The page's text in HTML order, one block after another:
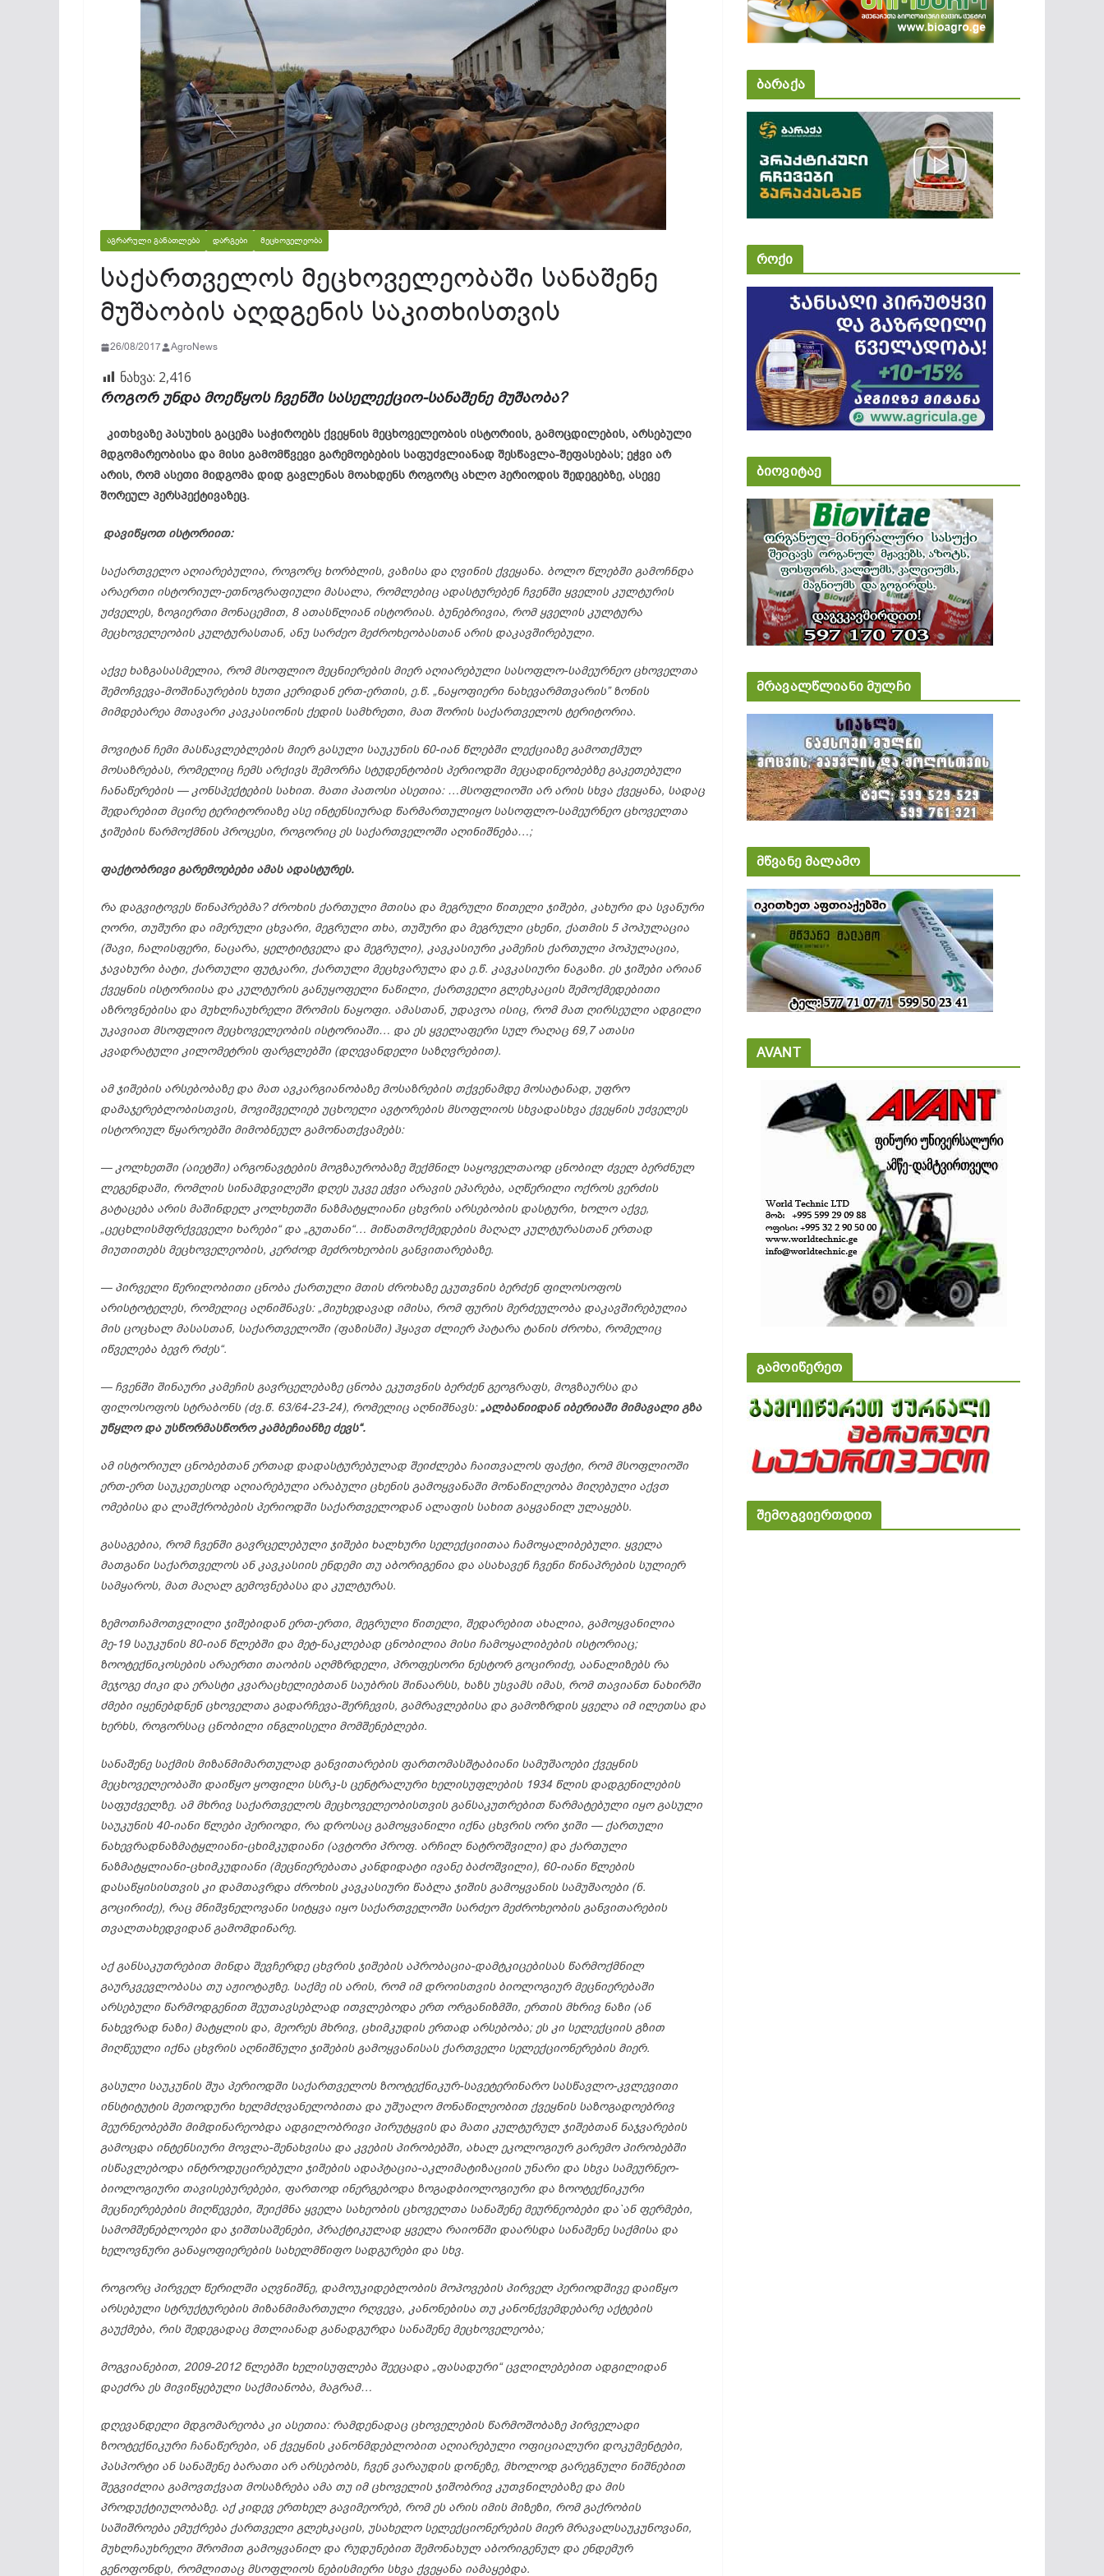
ᲐᲒᲠᲐᲠᲣᲚᲘ ᲒᲐᲜᲐᲗᲚᲔᲑᲐ ᲓᲐᲠᲒᲔᲑᲘ ᲛᲔᲪᲮᲝᲕᲔᲚᲔᲝᲑᲐ
საქართველოს მეცხოველეობაში სანაშენე
მუშაობის აღდგენის საკითხისთვის
26/08/2017 AgroNews
ნახვა: 2,416
როგორუნდა მოეწყოსჩვენში სასელექციო-სანაშენე მუშაობა?
კითხვაზე პასუხის გაცემა საჭიროებს ქვეყნის მეცხოველეობის ისტორიის, გამოცდილების, არსებული
მდგომარეობისა და მისი გამომწვევი გარემოებების საფუძვლიანად შესწავლა-შეფასებას; ეჭვი არ
არის, რომ ასეთი მიდგომა დიდ გავლენას მოახდენს როგორც ახლო პერიოდის შედეგებზე, ასევე
შორეულ პერსპექტივაზეც.
დავიწყოთ ისტორიით:
საქართველო აღიარებულია, როგორც ხორბლის, ვაზისა და ღვინისქვეყანა. ბოლო წლებში გამოჩნდა
არაერთი ისტორიულ-ეთნოგრაფიული მასალა, რომლებიც ადასტურებენ ჩვენში ყველისკულტურის
უძველეს, ზოგიერთი მონაცემით, 8 ათასწლიან ისტორიას. ბუნებრივია, რომყველისკულტურა
მეცხოველეობისკულტურასთან, ანუ სარძეო მეძროხეობასთან არის დაკავშირებული.
აქვე ხაზგასასმელია, რომ მსოფლიო მეცნიერების მიერ აღიარებული სასოფლო-სამეურნეო ცხოველთა
შემოჩვევა-მოშინაურების ხუთი კერიდანერთ-ერთის, ე.წ. „ნაყოფიერი ნახევარმთვარის”ზონის
მიმდებარეა მთავარი კავკასიონისქედის სამხრეთი, მათ შორის საქართველოსტერიტორია.
მოვიტან ჩემი მასწავლებლების მიერგასული საუკუნის 60-იან წლებში ლექციაზეგამოთქმულ
მოსაზრებას, რომელიც ჩემს არქივს შემორჩა სტუდენტობის პერიოდში მეცადინეობებზეგაკეთებული
ჩანაწერების —კონსპექტების სახით. მათი პათოსი ასეთია: …მსოფლიოში არ არის სხვა ქვეყანა, სადაც
შედარებით მცირეტერიტორიაზე ასე ინტენსიურად წარმართულიყო სასოფლო-სამეურნეო ცხოველთა
ჯიშების წარმოქმნის პროცესი, როგორიც ეს საქართველოში აღინიშნება…;
ფაქტობრივიგარემოებები ამას ადასტურეს.
რა დაგვიტოვეს წინაპრებმა? ძროხისქართული მთისა და მეგრული წითელი ჯიშები, კახური და სვანური
ღორი, თუშური და იმერული ცხვარი, მეგრული თხა, თუშური და მეგრული ცხენი, ქათმის 5 პოპულაცია
(შავი, ჩალისფერი, ნაცარა, ყელტიტველა და მეგრული), კავკასიური კამეჩისქართული პოპულაცია,
ჯავახური ბატი, ქართული ფუტკარი, ქართული მეცხვარულა და ე.წ. კავკასიური ნაგაზი. ესჯიშები არიან
ქვეყნის ისტორიისა და კულტურისგანუყოფელი ნაწილი, ქართველი გლეხკაცის შემოქმედებითი
აზროვნებისა და მუხლჩაუხრელი შრომის ნაყოფი. ამასთან, უდავოა ისიც, რომ მათ ღირსეული ადგილი
უკავიათ მსოფლიო მეცხოველეობის ისტორიაში… და ესყველაფერი სულ რაღაც 69,7ათასი
კვადრატული კილომეტრის ფარგლებში (დღევანდელი საზღვრებით).
ამჯიშების არსებობაზე და მათ ავკარგიანობაზე მოსაზრების თქვენამდე მოსატანად, უფრო
დამაჯერებლობისთვის, მოვიშველიებ უცხოელი ავტორების მსოფლიოს სხვადასხვა ქვეყნისუძველეს
ისტორიულ წყაროებში მიმობნეულგამონათქვამებს:
—კოლხეთში (აიეტში) არგონავტების მოგზაურობაზე შექმნილ საყოველთაოდ ცნობილ ძველ ბერძნულ
ლეგენდაში, რომლის სინამდვილეში დღესუკვეეჭვი არავისეპარება, აღწერილი ოქროსვერძის
გატაცება არის მაშინდელკოლხეთში ნაზმატყლიანი ცხვრის არსებობის დასტური, ხოლო აქვე,
„ცეცხლისმფრქვეველი ხარები“და „გუთანი“… მიწათმოქმედების მაღალკულტურასთანერთად
მიუთითებს მეცხოველეობის, კერძოდ მეძროხეობისგანვითარებაზე.
— პირველი წერილობითი ცნობა ქართული მთის ძროხაზეეკუთვნის ბერძენ ფილოსოფოს
არისტოტელეს, რომელიც აღნიშნავს: „მიუხედავად იმისა, რომ ფურის მერძეულობა დაკავშირებულია
მის ცოცხალ მასასთან, საქართველოში (ფაზისში) ჰყავთ ძლიერ პატარა ტანის ძროხა, რომელიც
იწველება ბევრ რძეს“.
— ჩვენში შინაური კამეჩისგავრცელებაზე ცნობა ეკუთვნის ბერძენგეოგრაფს, მოგზაურსა და
ფილოსოფოს სტრაბონს (ძვ.წ. 63/64-23-24), რომელიც აღნიშნავს:„ალბანიიდანიბერიაში მიმავალიგზა
უწყლოდაუსწორმასწოროკამბეჩიანზეძევს“.
ამ ისტორიულ ცნობებთანერთად დადასტურებულად შეიძლება ჩაითვალოს ფაქტი, რომ მსოფლიოში
ერთ-ერთ საუკეთესოდ აღიარებული არაბული ცხენისგამოყვანაში მონაწილეობა მიღებული აქვთ
ომებისა და ლაშქრობების პერიოდში საქართველოდან ალაფის სახით გაყვანილულაყებს.
გასაგებია, რომ ჩვენში გავრცელებული ჯიშები ხალხური სელექციითაა ჩამოყალიბებული. ყველა
მათგანი საქართველოს ანკავკასიისენდემი თუ აბორიგენია და ასახავენ ჩვენი წინაპრების სულიერ
სამყაროს, მათ მაღალგემოვნებასა და კულტურას.
ზემოთჩამოთვლილი ჯიშებიდანერთ-ერთი, მეგრული წითელი, შედარებით ახალია, გამოყვანილია
მე-19 საუკუნის 80-იან წლებში და მეტ-ნაკლებად ცნობილია მისი ჩამოყალიბების ისტორიაც;
ზოოტექნიკოსების არაერთი თაობის აღმზრდელი, პროფესორი ნესტორგოცირიძე, აანალიზებს რა
მეჯოგე ძიკი და ერასტი კვარაცხელიებთან საუბრის შინაარსს, ხაზსუსვამს იმას, რომ თავიანთ ნახირში
ძმები იყენებდნენ ცხოველთა გადარჩევა-შერჩევის, გამრავლებისა და გამოზრდისყველა იმ ილეთსა და
ხერხს, როგორსაც ცნობილი ინგლისელი მომშენებლები.
სანაშენე საქმის მიზანმიმართულად განვითარების ფართომასშტაბიანი სამუშაოები ქვეყნის
მეცხოველეობაში დაიწყოყოფილი სსრკ-ს ცენტრალური ხელისუფლების 1934 წლის დადგენილების
საფუძველზე. ამ მხრივ საქართველოს მეცხოველეობისთვისგანსაკუთრებით წარმატებული იყოგასული
საუკუნის 40-იანი წლები პერიოდი, რა დროსაც გამოყვანილი იქნა ცხვრის ორი ჯიში —ქართული
ნახევრადნაზმატყლიანი-ცხიმკუდიანი (ავტორი პროფ. არჩილ ნატროშვილი) და ქართული
ნაზმატყლიანი-ცხიმკუდიანი (მეცნიერებათა კანდიდატი ივანე ბაძოშვილი), 60-იანი წლების
დასაწყისისთვისკი დამთავრდა ძროხისკავკასიური წაბლა ჯიშისგამოყვანის სამუშაოები (ნ.
გოცირიძე), რაც მნიშვნელოვანი სიტყვა იყო საქართველოში სარძეო მეძროხეობისგანვითარების
თვალთახედვიდანგამომდინარე.
აქგანსაკუთრებით მინდა შევჩერდე ცხვრისჯიშების აპრობაცია-დამტკიცებისას წარმოქმნილ
გაურკვევლობასა თუ აჟიოტაჟზე. საქმე ის არის, რომ იმ დროისთვის ბიოლოგიურ მეცნიერებაში
არსებული წარმოდგენით შეუთავსებლად ითვლებოდა ერთ ორგანიზმში, ერთის მხრივ ნაზი (ან
ნახევრად ნაზი) მატყლის და, მეორეს მხრივ, ცხიმკუდისერთად არსებობა;ესკი სელექციისგზით
მიღწეული იქნა ცხვრის აღნიშნული ჯიშებისგამოყვანისასქართველი სელექციონერების მიერ.
გასული საუკუნის შუა პერიოდში საქართველოს ზოოტექნიკურ-სავეტერინარო სასწავლო-კვლევითი
ინსტიტუტის მეთოდური ხელმძღვანელობითა და უშუალო მონაწილეობით ქვეყნის საზოგადოებრივ
მეურნეობებში მიმდინარეობდა ადგილობრივი პირუტყვის და მათი კულტურულჯიშებთან ნაჯვარების
გამოცდა ინტენსიური მოვლა-შენახვისა და კვების პირობებში, ახალეკოლოგიურგარემო პირობებში
ისწავლებოდა ინტროდუცირებული ჯიშების ადაპტაცია-აკლიმატიზაციისუნარი და სხვა სამეურნეო-
ბიოლოგიური თავისებურებები, ფართოდ ინერგებოდა ზოგადბიოლოგიური და ზოოტექნიკური
მეცნიერებების მიღწევები, შეიქმნა ყველა სახეობის ცხოველთა სანაშენე მეურნეობები და`ან ფერმები,
სამომშენებლოები და ჯიშთსაშენები, პრაქტიკულად ყველა რაიონში დაარსდა სანაშენე საქმისა და
ხელოვნური განაყოფიერების სახელმწიფო სადგურები და სხვ.
როგორც პირველ წერილში აღვნიშნე, დამოუკიდებლობის მოპოვების პირველ პერიოდშივე დაიწყო
არსებული სტრუქტურების მიზანმიმართული რღვევა, კანონებისა თუკანონქვემდებარე აქტების
გაუქმება, რის შედეგადაც მთლიანად განადგურდა სანაშენე მეცხოველეობა;
მოგვიანებით, 2009-2012 წლებში ხელისუფლება შეეცადა „ფასადური“ცვლილებებით ადგილიდან
დაეძრა ეს მივიწყებული საქმიანობა, მაგრამ…
დღევანდელი მდგომარეობა კი ასეთია: რამდენადაც ცხოველების წარმოშობაზე პირველადი
ზოოტექნიკური ჩანაწერები, ანქვეყნისკანონმდებლობით აღიარებული ოფიციალური დოკუმენტები,
პასპორტი ან სანაშენე ბარათი არ არსებობს, ჩვენვარაუდის დონეზე, მხოლოდ გარეგნული ნიშნებით
შეგვიძლია გამოვთქვათ მოსაზრება ამა თუ იმ ცხოველისჯიშობრივ კუთვნილებაზე და მის
პროდუქტიულობაზე. აქკიდევ ერთხელგავიმეორებ, რომეს არის იმის მიზეზი, რომგაქრობის
საშიშროება ემუქრება ქართველი გლეხკაცის, უსახელო სელექციონერების მიერ მრავალსაუკუნოვანი,
მუხლჩაუხრელი შრომით გამოყვანილ და რუდუნებით შემონახულ აბორიგენულ და ენდემურ
გენოფონდს, რომლითაც მსოფლიოს ნებისმიერი სხვა ქვეყანა იამაყებდა.
ბარაქა
როქი
ბიოვიტაე
მრავალწლიანი მულჩი
მწვანე მალამო
AVANT
გამოიწერეთ
შემოგვიერთდით